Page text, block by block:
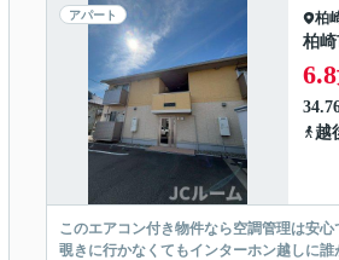
アパート 柏
柏
6.8
越
このエアコン付き物件なら空調管理は安
覗きに行かなくてもインターホン越しに